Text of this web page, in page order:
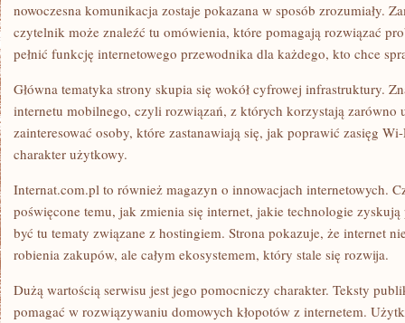
nowoczesna komunikacja zostaje pokazana w sposób zrozumiały.
czytelnik może znaleźć tu omówienia, które pomagają rozwiązać
pełnić funkcję internetowego przewodnika dla każdego, kto chce
Główna tematyka strony skupia się wokół cyfrowej infrastruktury.
internetu mobilnego, czyli rozwiązań, z których korzystają zarówno
zainteresować osoby, które zastanawiają się, jak poprawić zasięg
charakter użytkowy.
Internat.com.pl to również magazyn o innowacjach internetowych.
poświęcone temu, jak zmienia się internet, jakie technologie zyskują
być tu tematy związane z hostingiem. Strona pokazuje, że internet
robienia zakupów, ale całym ekosystemem, który stale się rozwija.
Dużą wartością serwisu jest jego pomocniczy charakter. Teksty
pomagać w rozwiązywaniu domowych kłopotów z internetem.